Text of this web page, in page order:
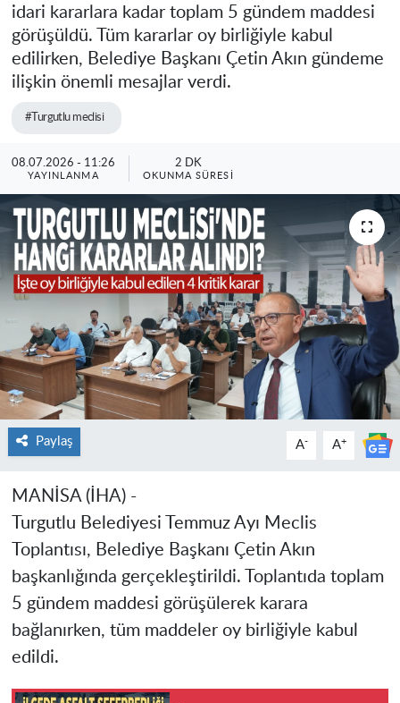
idari kararlara kadar toplam 5 gündem maddesi
görüşüldü. Tüm kararlar oy birliğiyle kabul
edilirken, Belediye Başkanı Çetin Akın gündeme
ilişkin önemli mesajlar verdi.
#Turgutlu meclisi
08.07.2026 - 11:26
YAYINLANMA
2 DK
OKUNMA SÜRESI
Paylaş A- A+
MANİSA (İHA) -
Turgutlu Belediyesi Temmuz Ayı Meclis
Toplantısı, Belediye Başkanı Çetin Akın
başkanlığında gerçekleştirildi. Toplantıda toplam
5 gündem maddesi görüşülerek karara
bağlanırken, tüm maddeler oy birliğiyle kabul
edildi.
Resmi İlanlar
Haber Arşivi